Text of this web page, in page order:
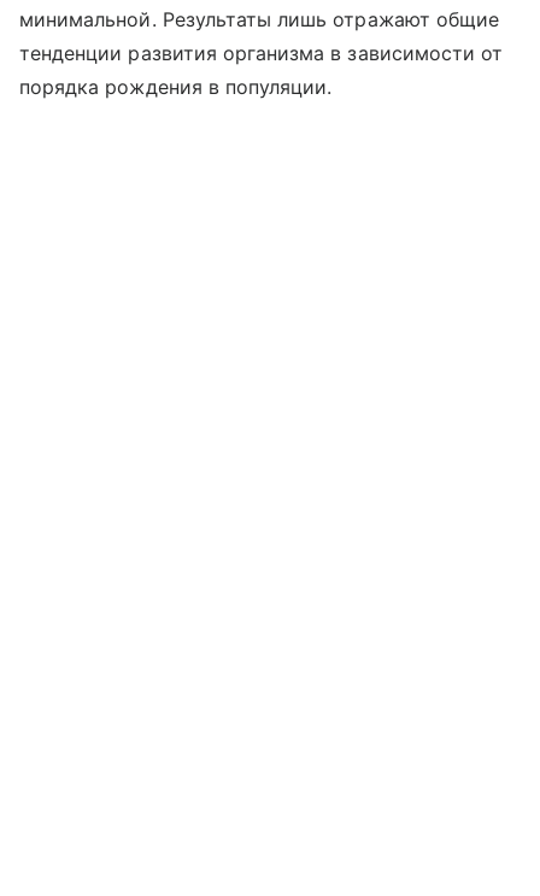
минимальной. Результаты лишь отражают общие
тенденции развития организма в зависимости от
порядка рождения в популяции.